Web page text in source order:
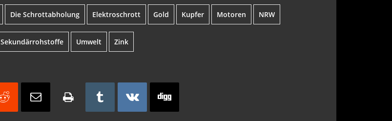
Die Schrottabholung Elektroschrott Gold Kupfer Motoren NRW
Sekundärrohstoffe Umwelt Zink